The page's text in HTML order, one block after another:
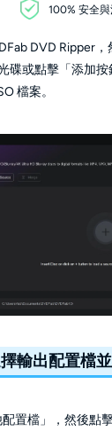
100% 安全
DVD Ripper
碟或點擊「添加
檔案。
輸出配置檔
置檔」，然後點